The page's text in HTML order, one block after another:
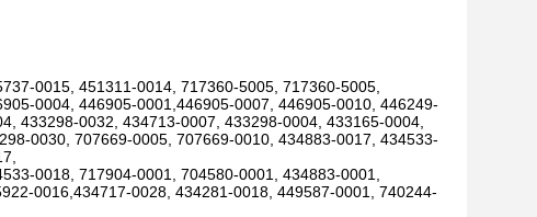
0015, 451311-0014, 717360-5005, 717360-5005,
0004, 446905-0001,446905-0007, 446905-0010, 446249-
433298-0032, 434713-0007, 433298-0004, 433165-0004,
0030, 707669-0005, 707669-0010, 434883-0017, 434533-
0018, 717904-0001, 704580-0001, 434883-0001,
0016,434717-0028, 434281-0018, 449587-0001, 740244-